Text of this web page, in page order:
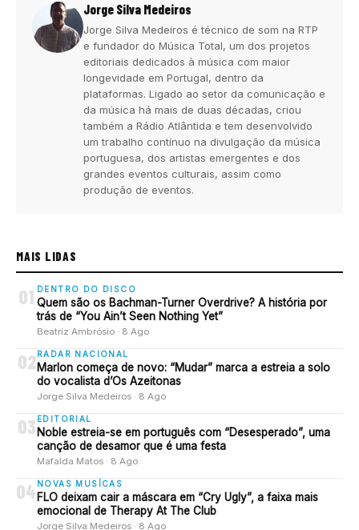
Jorge Silva Medeiros
Jorge Silva Medeiros é técnico de som na RTP
e fundador do Música Total, um dos projetos
editoriais dedicados à música com maior
longevidade em Portugal, dentro da
plataformas. Ligado ao setor da comunicação e
da música há mais de duas décadas, criou
também a Rádio Atlântida e tem desenvolvido
um trabalho contínuo na divulgação da música
portuguesa, dos artistas emergentes e dos
grandes eventos culturais, assim como
produção de eventos.
MAIS LIDAS
01 DENTRO DO DISCO
Quem são os Bachman-Turner Overdrive? A história por
trás de “You Ain’t Seen Nothing Yet”
Beatriz Ambrósio · 8 Ago
02 RADAR NACIONAL
Marlon começa de novo: “Mudar” marca a estreia a solo
do vocalista d’Os Azeitonas
Jorge Silva Medeiros · 8 Ago
03 EDITORIAL
Noble estreia-se em português com “Desesperado”, uma
canção de desamor que é uma festa
Mafalda Matos · 8 Ago
04NOVAS MUSÍCAS
FLO deixam cair a máscara em “Cry Ugly”, a faixa mais
emocional de Therapy At The Club
Jorge Silva Medeiros · 8 Ago